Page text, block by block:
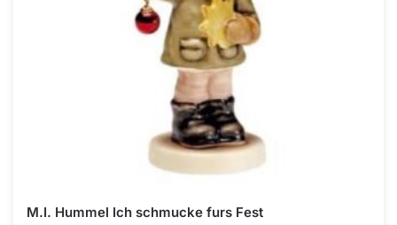
M.I. Hummel Ich schmucke furs Fest